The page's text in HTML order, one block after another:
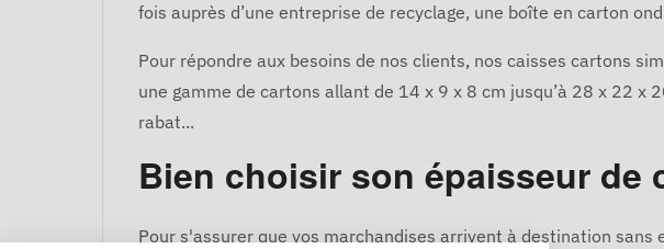
fois auprès d’une entreprise de recyclage, une boîte en carton
Pour répondre aux besoins de nos clients, nos caisses cartons
une gamme de cartons allant de 14 x 9 x 8 cm jusqu’à 28 x 22 x
rabat...
Bien choisir son épaisseur de
Pour s'assurer que vos marchandises arrivent à destination